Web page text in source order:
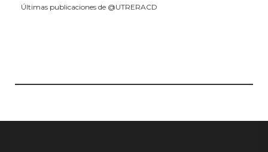
Últimas publicaciones de @UTRERACD